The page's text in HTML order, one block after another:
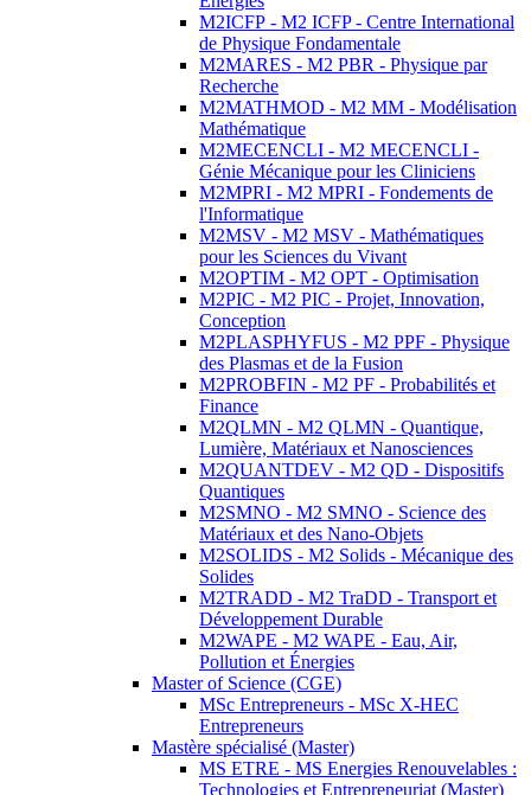
M2ICFP - M2 ICFP - Centre International
de Physique Fondamentale
M2MARES - M2 PBR - Physique par
Recherche
M2MATHMOD - M2 MM - Modélisation
Mathématique
M2MECENCLI - M2 MECENCLI -
Génie Mécanique pour les Cliniciens
M2MPRI - M2 MPRI - Fondements de
l'Informatique
M2MSV - M2 MSV - Mathématiques
pour les Sciences du Vivant
M2OPTIM - M2 OPT - Optimisation
M2PIC - M2 PIC - Projet, Innovation,
Conception
M2PLASPHYFUS - M2 PPF - Physique
des Plasmas et de la Fusion
M2PROBFIN - M2 PF - Probabilités et
Finance
M2QLMN - M2 QLMN - Quantique,
Lumière, Matériaux et Nanosciences
M2QUANTDEV - M2 QD - Dispositifs
Quantiques
M2SMNO - M2 SMNO - Science des
Matériaux et des Nano-Objets
M2SOLIDS - M2 Solids - Mécanique des
Solides
M2TRADD - M2 TraDD - Transport et
Développement Durable
M2WAPE - M2 WAPE - Eau, Air,
Pollution et Énergies
Master of Science (CGE)
MSc Entrepreneurs - MSc X-HEC
Entrepreneurs
Mastère spécialisé (Master)
MS ETRE - MS Energies Renouvelables :
Technologies et Entrepreneuriat (Master)